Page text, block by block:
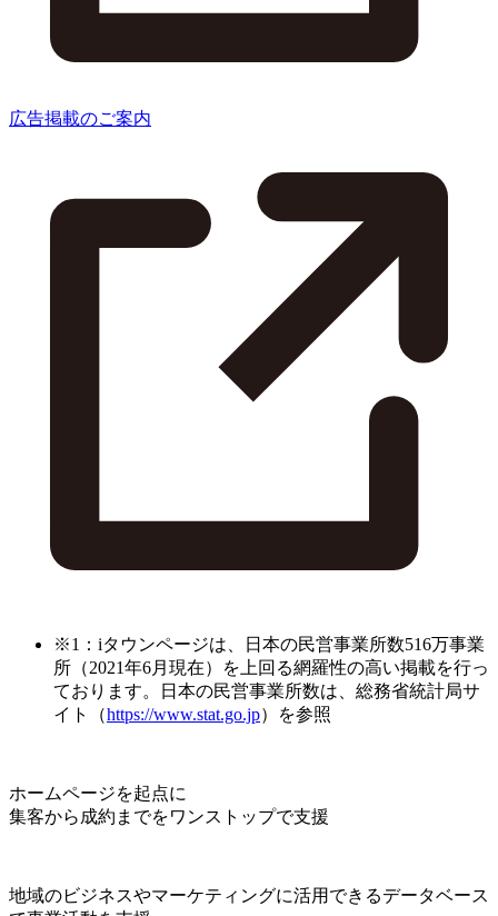
広告掲載のご案内
※1：iタウンページは、日本の民営事業所数516万事業
所（2021年6月現在）を上回る網羅性の高い掲載を行っ
ております。日本の民営事業所数は、総務省統計局サ
イト（https://www.stat.go.jp）を参照
ホームページを起点に
集客から成約までをワンストップで支援
地域のビジネスやマーケティングに活用できるデータベース